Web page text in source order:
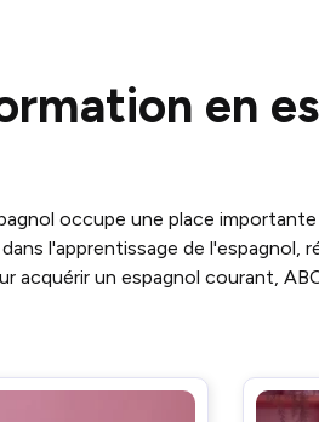
en
occupe une place
l'apprentissage de l'espagnol,
acquérir un espagnol courant,